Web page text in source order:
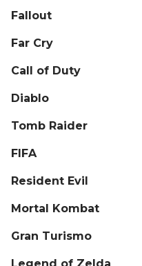
Fallout
Far Cry
Call of Duty
Diablo
Tomb Raider
FIFA
Resident Evil
Mortal Kombat
Gran Turismo